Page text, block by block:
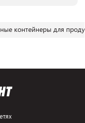
контейнеры для